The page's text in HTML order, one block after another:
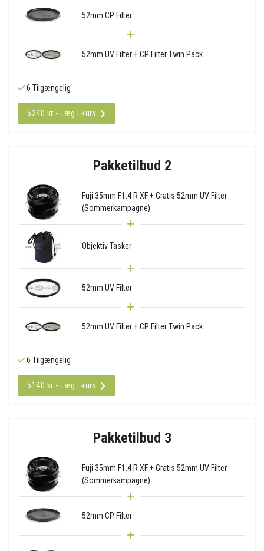
52mm CP Filter
52mm UV Filter + CP Filter Twin Pack
6 Tilgængelig
5240 kr - Læg i kurv
Pakketilbud 2
Fuji 35mm F1.4 R XF + Gratis 52mm UV Filter
(Sommerkampagne)
Objektiv Tasker
52mm UV Filter
52mm UV Filter + CP Filter Twin Pack
6 Tilgængelig
5140 kr - Læg i kurv
Pakketilbud 3
Fuji 35mm F1.4 R XF + Gratis 52mm UV Filter
(Sommerkampagne)
52mm CP Filter